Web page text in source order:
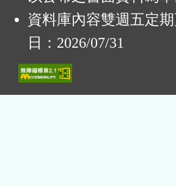
資料庫內容雙週五定
日：2026/07/31